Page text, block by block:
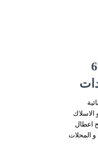
الاسلاك
اعطال
و المحلات